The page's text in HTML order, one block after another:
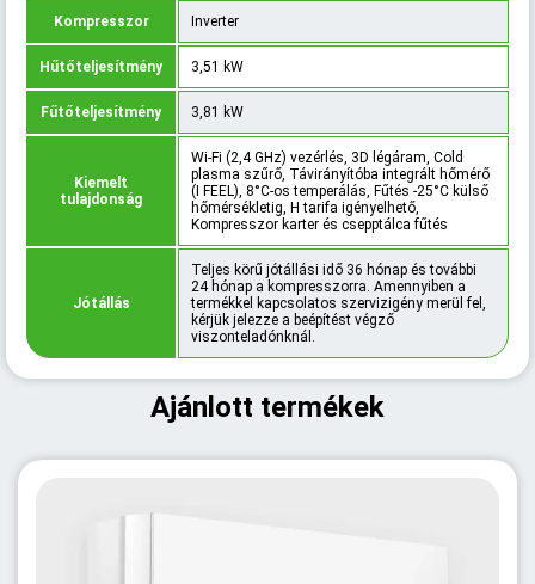
Kompresszor Inverter
Hűtőteljesítmény 3,51 kW
Fűtőteljesítmény 3,81 kW
Kiemelt
tulajdonság
Wi-Fi (2,4 GHz) vezérlés, 3D légáram, Cold
plasma szűrő, Távirányítóba integrált hőmérő
(I FEEL), 8°C-os temperálás, Fűtés -25°C külső
hőmérsékletig, H tarifa igényelhető,
Kompresszor karter és csepptálca fűtés
Jótállás
Teljes körű jótállási idő 36 hónap és további
24 hónap a kompresszorra. Amennyiben a
termékkel kapcsolatos szervizigény merül fel,
kérjük jelezze a beépítést végző
viszonteladónknál.
Ajánlott termékek